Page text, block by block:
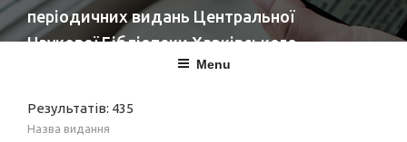
періодичних видань Центральної
Наукової Бібліотеки Харківського
національного університету імені
Menu
Результатів: 435
Назва видання